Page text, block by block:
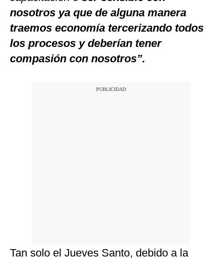
nosotros ya que de alguna manera
traemos economía tercerizando todos
los procesos y deberían tener
compasión con nosotros”.
Tan solo el Jueves Santo, debido a la